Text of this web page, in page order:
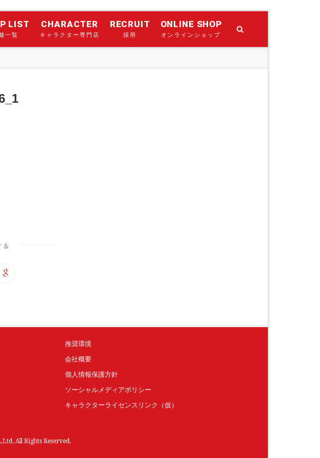
LIST
一覧
CHARACTER
キャラクター専門店
RECRUIT
採用
ONLINE SHOP
オンラインショップ
る
推奨環境
会社概要
個人情報保護方針
ソーシャルメディアポリシー
キャラクターライセンスリンク（仮）
All Rights Reserved.